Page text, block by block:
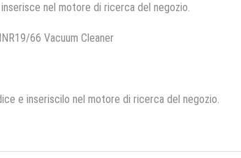
nel motore di ricerca del negozio.
66 Vacuum Cleaner
e inseriscilo nel motore di ricerca del negozio.